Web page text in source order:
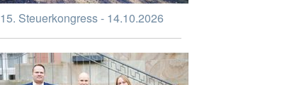
15. Steuerkongress - 14.10.2026